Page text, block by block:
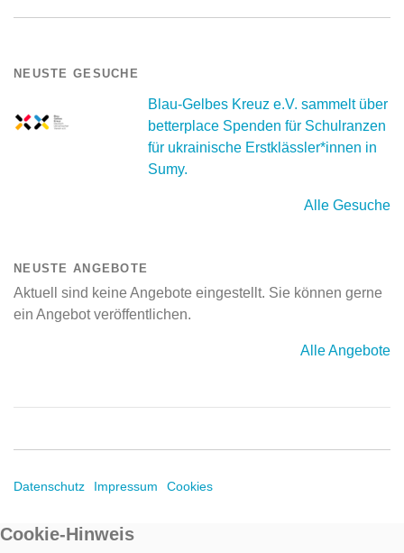
NEUSTE GESUCHE
Blau-Gelbes Kreuz e.V. sammelt über
betterplace Spenden für Schulranzen
für ukrainische Erstklässler*innen in
Sumy.
Alle Gesuche
NEUSTE ANGEBOTE
Aktuell sind keine Angebote eingestellt. Sie können gerne
ein Angebot veröffentlichen.
Alle Angebote
Datenschutz Impressum Cookies
Cookie-Hinweis